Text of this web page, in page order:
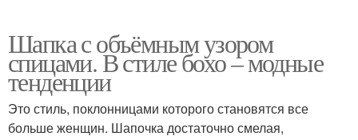
Шапка с объёмным узором
спицами. В стиле бохо – модные
тенденции
Это стиль, поклонницами которого становятся все
больше женщин. Шапочка достаточно смелая,